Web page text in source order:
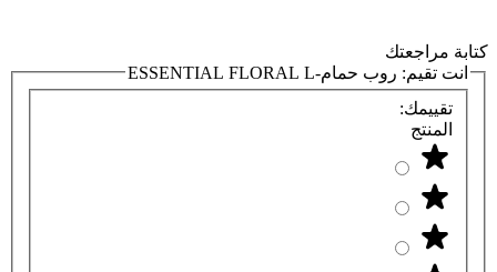
كتابة مراجعتك
انت تقيم: روب حمام-ESSENTIAL FLORAL L
تقييمك:
المنتج